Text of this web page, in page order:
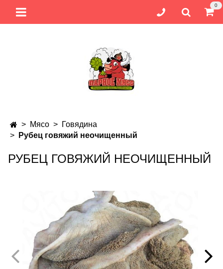
0
Мясо
Говядина
Рубец говяжий неочищенный
РУБЕЦ ГОВЯЖИЙ НЕОЧИЩЕННЫЙ